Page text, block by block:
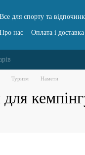
Все для спорту та
Про нас Оплата і доставка
Туризм Намети